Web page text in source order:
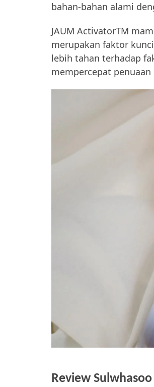
bahan-bahan alami
JAUM ActivatorTM
merupakan faktor
lebih tahan terhadap
mempercepat
Review